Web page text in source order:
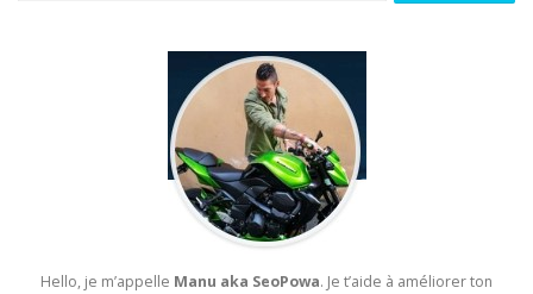
Hello, je m’appelle Manu aka SeoPowa. Je t’aide à améliorer ton